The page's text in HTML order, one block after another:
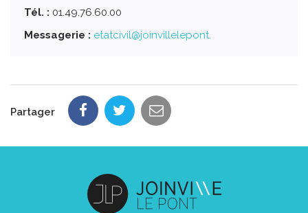
Tél. : 01.49.76.60.00
Messagerie : etatcivil@joinvillelepont.
Partager